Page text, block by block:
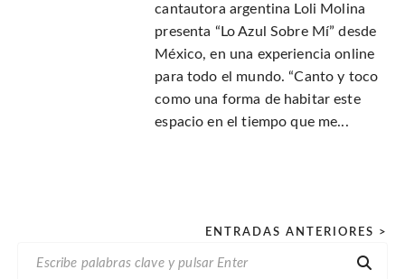
cantautora argentina Loli Molina
presenta “Lo Azul Sobre Mí” desde
México, en una experiencia online
para todo el mundo. “Canto y toco
como una forma de habitar este
espacio en el tiempo que me...
ENTRADAS ANTERIORES >